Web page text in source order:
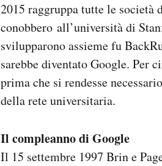
2015 raggruppa tutte le società
conobbero all’università di
svilupparono assieme fu
sarebbe diventato Google. Per
prima che si rendesse
della rete universitaria.
Il compleanno di Google
Il 15 settembre 1997 Brin e